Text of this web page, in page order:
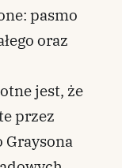
pasmo
oraz
jest, że
przez
Graysona